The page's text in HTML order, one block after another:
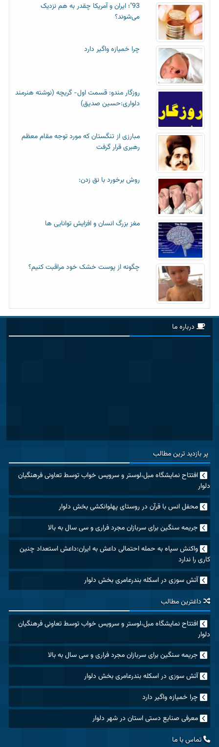
93"؛ ایران و آمریکا چقدر به هم نزدیک
می‌شوند؟
چرا خمیازه واگیر دارد
روزگار مندو: قسمت اول- گریچه (نوشته هنرمند
دلواری:حسین صدیق)
مبارزی از تنگستان که مورد توجه مقام معظم
رهبری قرار گرفت
روش برخورد با نق زدن:
مغز بزرگ انسان و افزایش توانایی ها
چگونه از پوست خشک خود مراقبت کنیم؟
درباره ما
پر بازدید ترین مطالب
افتتاح نمایشگاه مبل،لوستر و سرویس خواب توسط تعاونی فرهنگیان
دلوار
محفل انس با قرآن در روستای پهلوانکشی بخش دلوار
جریمه سنگین برای سربازان مجرد فراری و سی سال به بالا
واکنش سپاه به حمله احتمالی داعش به ایران:داعش استعداد چنین
کاری را ندارد
آتش سوزی در اسکله بندرعامری بخش دلوار
داغترین مطالب
افتتاح نمایشگاه مبل،لوستر و سرویس خواب توسط تعاونی فرهنگیان
دلوار
جریمه سنگین برای سربازان مجرد فراری و سی سال به بالا
آتش سوزی در اسکله بندرعامری بخش دلوار
چرا خمیازه واگیر دارد
معرفی صنایع دستی استان در شهر دلوار
تماس با ما